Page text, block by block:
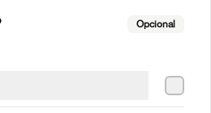
Opcional